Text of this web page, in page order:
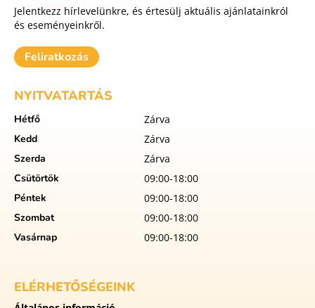
Jelentkezz hírlevelünkre, és értesülj aktuális ajánlatainkról
és eseményeinkről.
Feliratkozás
NYITVATARTÁS
Hétfő
Zárva
Kedd
Zárva
Szerda
Zárva
Csütörtök
09:00-18:00
Péntek
09:00-18:00
Szombat
09:00-18:00
Vasárnap
09:00-18:00
ELÉRHETŐSÉGEINK